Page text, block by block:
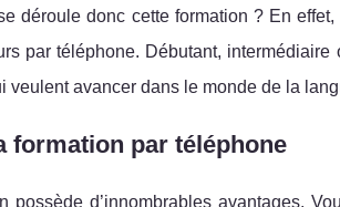
déroule donc cette formation ? En
par téléphone. Débutant,
veulent avancer dans le monde de la
formation par téléphone
possède d’innombrables avantages.